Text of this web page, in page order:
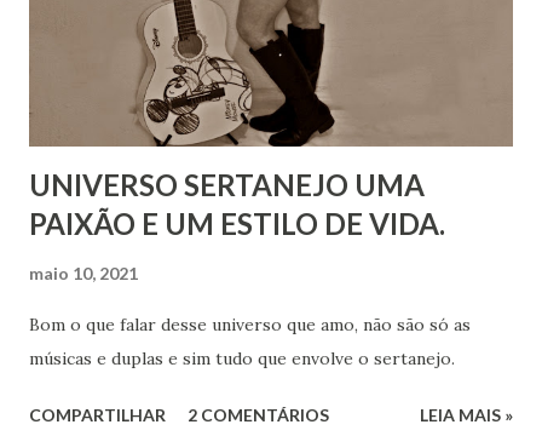
UNIVERSO SERTANEJO UMA
PAIXÃO E UM ESTILO DE VIDA.
maio 10, 2021
Bom o que falar desse universo que amo, não são só as
músicas e duplas e sim tudo que envolve o sertanejo.
COMPARTILHAR 2 COMENTÁRIOS LEIA MAIS »